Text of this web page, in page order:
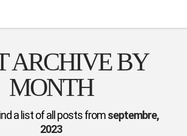
ARCHIVE BY
MONTH
a list of all posts fromseptembre,
2023